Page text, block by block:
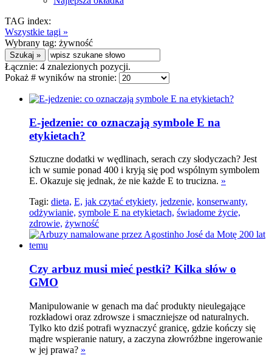
TAG index:
Wszystkie tagi »
Wybrany tag: żywność
Łącznie: 4 znalezionych pozycji.
Pokaż # wyników na stronie:
E-jedzenie: co oznaczają symbole E na
etykietach?
Sztuczne dodatki w wędlinach, serach czy słodyczach? Jest
ich w sumie ponad 400 i kryją się pod wspólnym symbolem
E. Okazuje się jednak, że nie każde E to trucizna. »
Tagi: dieta, E, jak czytać etykiety, jedzenie, konserwanty,
odżywianie, symbole E na etykietach, świadome życie,
zdrowie, żywność
Czy arbuz musi mieć pestki? Kilka słów o
GMO
Manipulowanie w genach ma dać produkty nieulegające
rozkładowi oraz zdrowsze i smaczniejsze od naturalnych.
Tylko kto dziś potrafi wyznaczyć granicę, gdzie kończy się
mądre wspieranie natury, a zaczyna złowróżbne ingerowanie
w jej prawa? »